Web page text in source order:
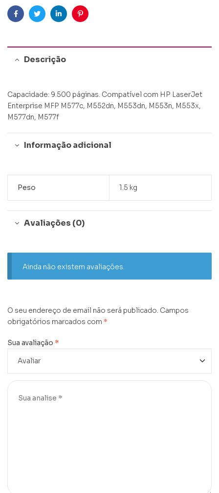
FacebookTwitterLinkedinPinterest
Descrição
Capacidade: 9.500 páginas. Compatível com HP LaserJet
Enterprise MFP M577c, M552dn, M553dn, M553n, M553x,
M577dn, M577f
Informação adicional
Peso 1.5 kg
Avaliações (0)
Ainda não existem avaliações.
O seu endereço de email não será publicado. Campos
obrigatórios marcados com *
Sua avaliação *